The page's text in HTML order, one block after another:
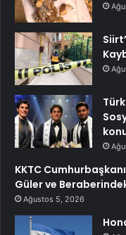
KKTC
Güler ve
Ağustos 5, 2026